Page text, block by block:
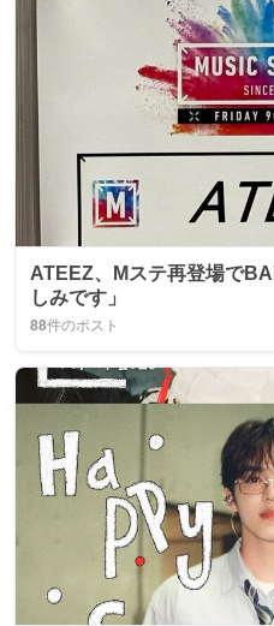
ATEEZ、Mステ再登場で
しみです」
88件のポスト